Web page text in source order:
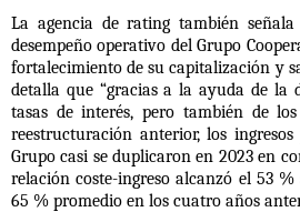
La agencia de rating también
desempeño operativo del Grupo
fortalecimiento de su capitalización y
detalla que “gracias a la ayuda de la
tasas de interés, pero también de
reestructuración anterior, los
Grupo casi se duplicaron en 2023 en
relación coste-ingreso alcanzó el 53
65 % promedio en los cuatro años